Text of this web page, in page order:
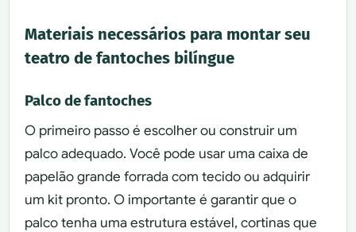
Materiais necessários para montar seu
teatro de fantoches bilíngue
Palco de fantoches
O primeiro passo é escolher ou construir um
palco adequado. Você pode usar uma caixa de
papelão grande forrada com tecido ou adquirir
um kit pronto. O importante é garantir que o
palco tenha uma estrutura estável, cortinas que